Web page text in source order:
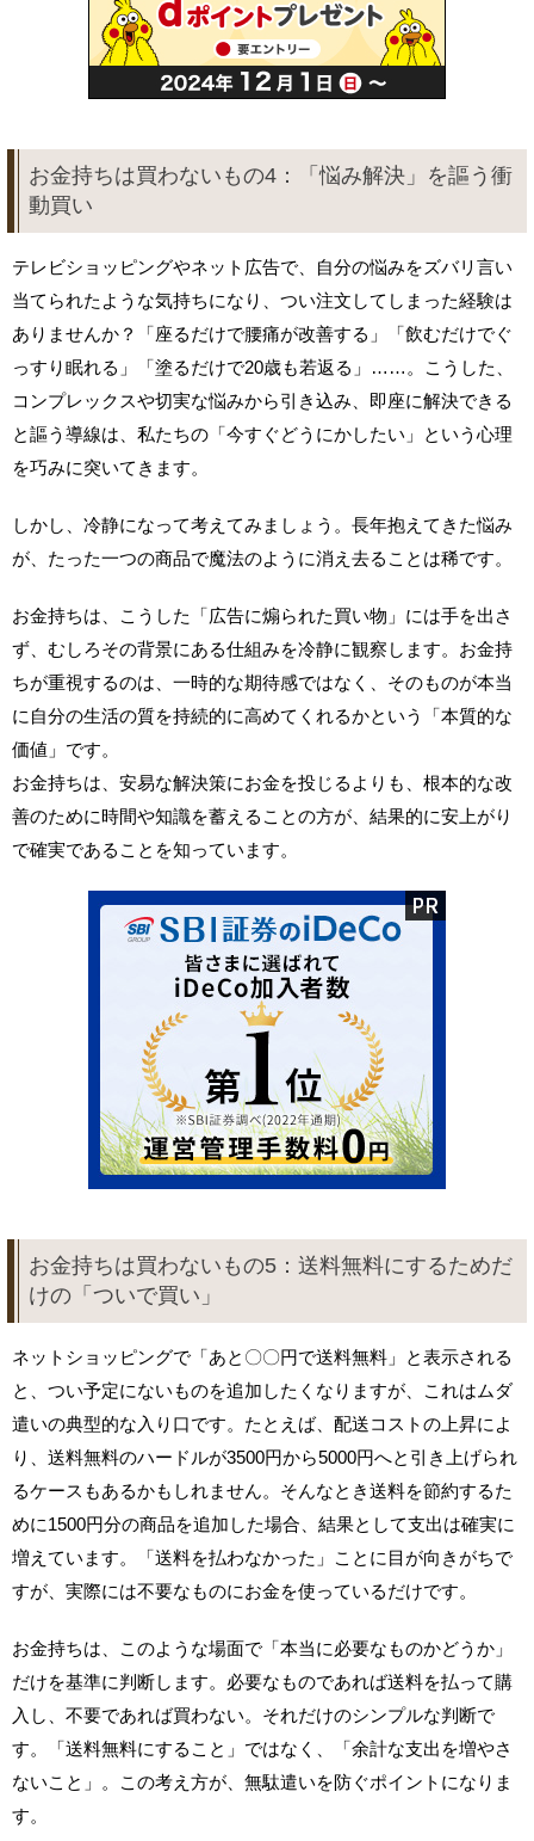
お金持ちは買わないもの4：「悩み解決」を謳う衝
動買い
テレビショッピングやネット広告で、自分の悩みをズバリ言い
当てられたような気持ちになり、つい注文してしまった経験は
ありませんか？「座るだけで腰痛が改善する」「飲むだけでぐ
っすり眠れる」「塗るだけで20歳も若返る」……。こうした、
コンプレックスや切実な悩みから引き込み、即座に解決できる
と謳う導線は、私たちの「今すぐどうにかしたい」という心理
を巧みに突いてきます。
しかし、冷静になって考えてみましょう。長年抱えてきた悩み
が、たった一つの商品で魔法のように消え去ることは稀です。
お金持ちは、こうした「広告に煽られた買い物」には手を出さ
ず、むしろその背景にある仕組みを冷静に観察します。お金持
ちが重視するのは、一時的な期待感ではなく、そのものが本当
に自分の生活の質を持続的に高めてくれるかという「本質的な
価値」です。
お金持ちは、安易な解決策にお金を投じるよりも、根本的な改
善のために時間や知識を蓄えることの方が、結果的に安上がり
で確実であることを知っています。
お金持ちは買わないもの5：送料無料にするためだ
けの「ついで買い」
ネットショッピングで「あと〇〇円で送料無料」と表示される
と、つい予定にないものを追加したくなりますが、これはムダ
遣いの典型的な入り口です。たとえば、配送コストの上昇によ
り、送料無料のハードルが3500円から5000円へと引き上げられ
るケースもあるかもしれません。そんなとき送料を節約するた
めに1500円分の商品を追加した場合、結果として支出は確実に
増えています。「送料を払わなかった」ことに目が向きがちで
すが、実際には不要なものにお金を使っているだけです。
お金持ちは、このような場面で「本当に必要なものかどうか」
だけを基準に判断します。必要なものであれば送料を払って購
入し、不要であれば買わない。それだけのシンプルな判断で
す。「送料無料にすること」ではなく、「余計な支出を増やさ
ないこと」。この考え方が、無駄遣いを防ぐポイントになりま
す。